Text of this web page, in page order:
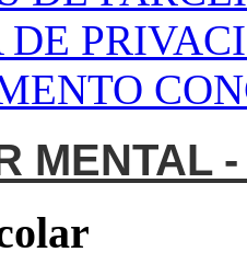
MENTAL